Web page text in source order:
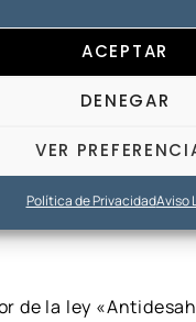
ACEPTAR
DENEGAR
VER
Política de PrivacidadAviso
SER Jaén
de la ley